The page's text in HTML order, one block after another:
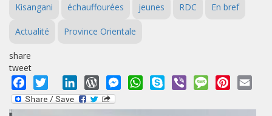
Kisangani échauffourées jeunes RDC En bref
Actualité Province Orientale
share
tweet
Facebook
Twitter LinkedInWordPressMessengerWhatsApp
Skype Viber MessagePinterest